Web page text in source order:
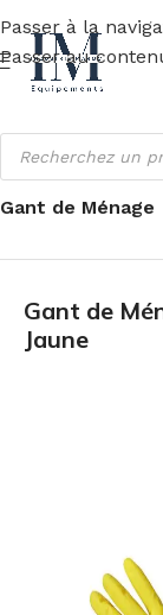
Passer à la
Passer au
Accueil Hygiène
Gant de Ménage
Gant de
Jaune